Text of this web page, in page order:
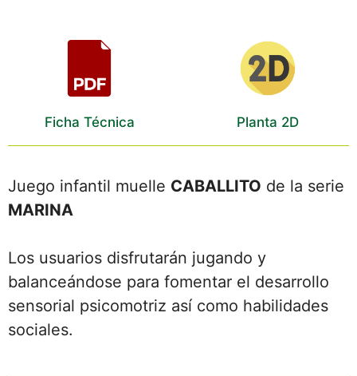
Ficha Técnica Planta 2D
Juego infantil muelle CABALLITO de la serie
MARINA
Los usuarios disfrutarán jugando y
balanceándose para fomentar el desarrollo
sensorial psicomotriz así como habilidades
sociales.